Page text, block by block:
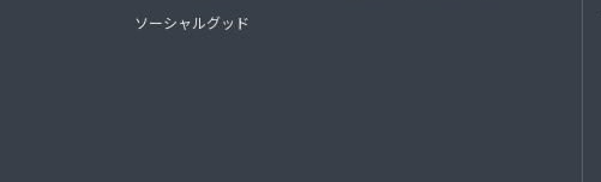
ソーシャルグッド